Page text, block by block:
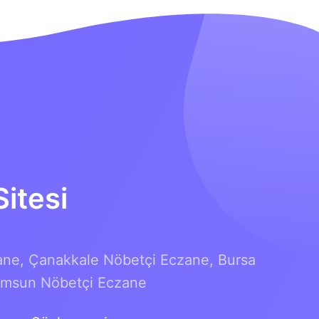
Çanakkale Nöbetçi Eczane, Bursa
Nöbetçi Eczane